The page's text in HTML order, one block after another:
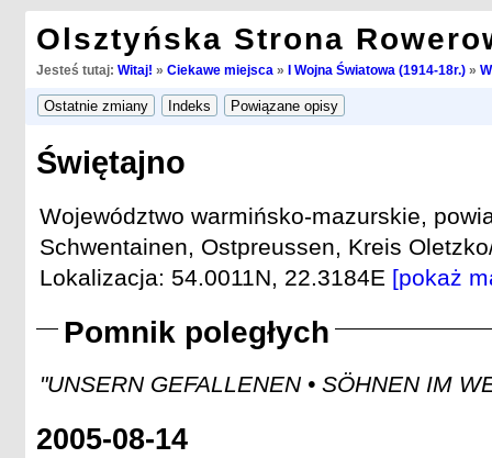
Olsztyńska Strona
Jesteś tutaj: Witaj! » Ciekawe miejsca » I Wojna Światowa (1914-18r.)»
Świętajno
Województwo warmińsko-mazurskie,
Schwentainen, Ostpreussen, Kreis
Lokalizacja: 54.0011N, 22.3184E [pokaż
Pomnik poległych
"UNSERN GEFALLENEN • SÖHNEN IM
2005-08-14